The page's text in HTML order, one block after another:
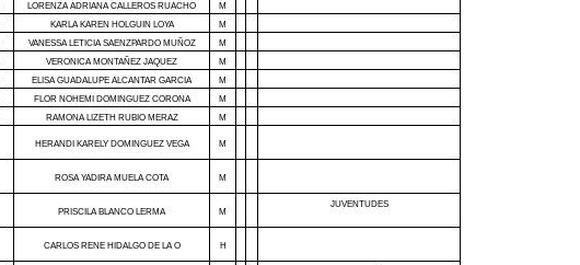
LORENZA ADRIANA CALLEROS RUACHO
M
KARLA KAREN HOLGUIN LOYA
M
VANESSA LETICIA SAENZPARDO MUÑOZ
M
VERONICA MONTAÑEZ JAQUEZ
M
ELISA GUADALUPE ALCANTAR GARCIA
M
FLOR NOHEMI DOMINGUEZ CORONA
M
RAMONA LIZETH RUBIO MERAZ M
HERANDI KARELY DOMINGUEZ VEGA M
ROSA YADIRA MUELA COTA M
PRISCILA BLANCO LERMA M
JUVENTUDES
CARLOS RENE HIDALGO DE LA O H